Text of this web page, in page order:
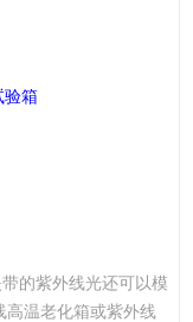
的紫外线光还可以模
高温老化箱或紫外线